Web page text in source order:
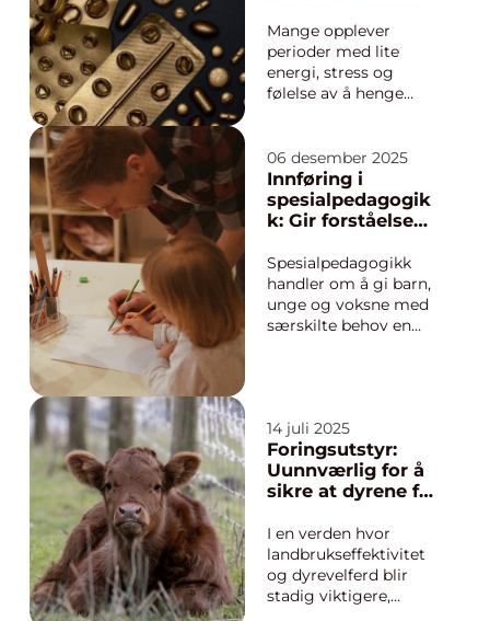
lokal tilstedeværelse,
rask respons og
moder...
Mange opplever
perioder med lite
energi, stress og
følelse av å henge
første som ryker når
tidsklemma
strammer til, og da
kan tanken på
opp. Men hva er
egentlig fornuftig
bruk av multivit...
06 desember 2025
Innføring i
spesialpedagogik
k: Gir forståelse
trenger ekstra
støtte
Spesialpedagogikk
handler om å gi barn,
unge og voksne med
særskilte behov en
språk, konsentrasjon
eller atferd, uten at
utfordringene alltid
synes...
14 juli 2025
Foringsutstyr:
Uunnværlig for å
sikre at dyrene får
kvalitet av fôr
I en verden hvor
landbrukseffektivitet
og dyrevelferd blir
stadig viktigere,